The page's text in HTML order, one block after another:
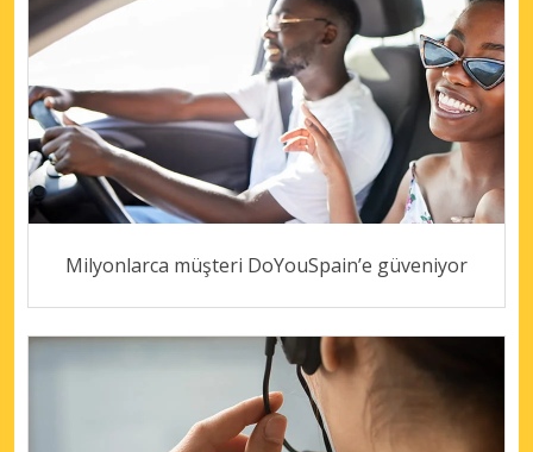
Milyonlarca müşteri DoYouSpain’e güveniyor